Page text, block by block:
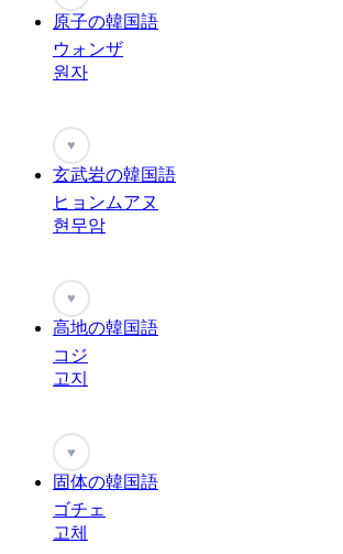
原子の韓国語
ウォンザ
원자
♥
玄武岩の韓国語
ヒョンムアヌ
현무암
♥
高地の韓国語
コジ
고지
♥
固体の韓国語
ゴチェ
고체